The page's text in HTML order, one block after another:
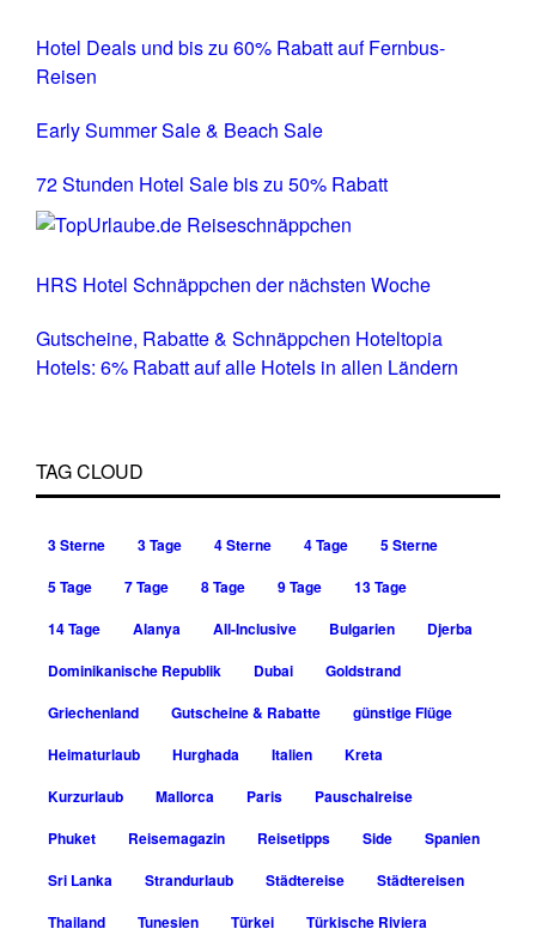
Hotel Deals und bis zu 60% Rabatt auf Fernbus-
Reisen
Early Summer Sale & Beach Sale
72 Stunden Hotel Sale bis zu 50% Rabatt
HRS Hotel Schnäppchen der nächsten Woche
Gutscheine, Rabatte & Schnäppchen Hoteltopia
Hotels: 6% Rabatt auf alle Hotels in allen Ländern
TAG CLOUD
3 Sterne 3 Tage 4 Sterne 4 Tage
5 Sterne
5 Tage
7 Tage 8 Tage 9 Tage
13 Tage
14 Tage
Alanya All-Inclusive Bulgarien
Djerba
Dominikanische Republik
Dubai
Goldstrand
Griechenland
Gutscheine & Rabatte
günstige Flüge
Heimaturlaub
Hurghada Italien
Kreta
Kurzurlaub
Mallorca Paris
Pauschalreise
Phuket
Reisemagazin Reisetipps Side
Spanien
Sri Lanka
Strandurlaub Städtereise
Städtereisen
Thailand
Tunesien Türkei
Türkische Riviera